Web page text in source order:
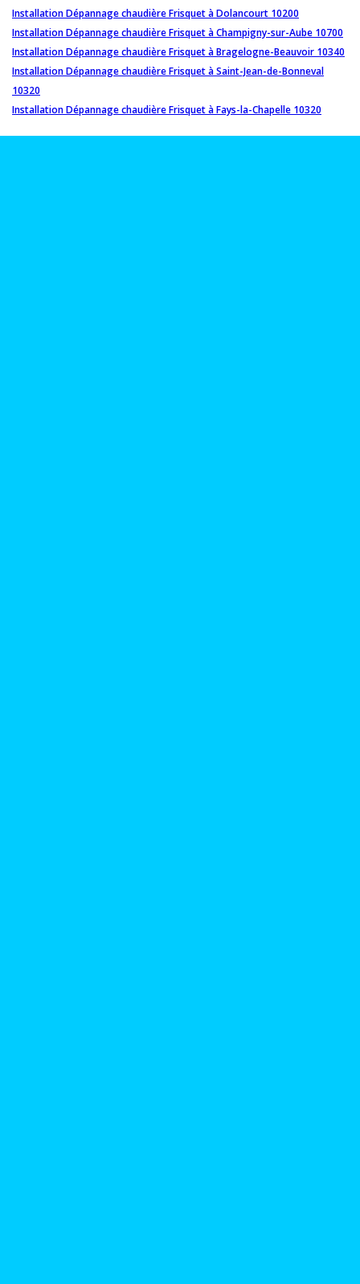
Installation Dépannage chaudière Frisquet à Dolancourt 10200
Installation Dépannage chaudière Frisquet à Champigny-sur-Aube 10700
Installation Dépannage chaudière Frisquet à Bragelogne-Beauvoir 10340
Installation Dépannage chaudière Frisquet à Saint-Jean-de-Bonneval
10320
Installation Dépannage chaudière Frisquet à Fays-la-Chapelle 10320